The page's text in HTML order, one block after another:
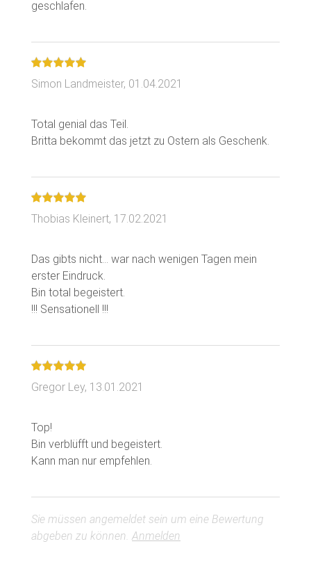
Simon Landmeister, 01.04.2021
Total genial das Teil.
Thobias Kleinert, 17.02.2021
Das gibts nicht... war nach wenigen Tagen mein
erster Eindruck.
Bin total begeistert.
Gregor Ley, 13.01.2021
Top!
Bin verblüfft und begeistert.
Sie müssen angemeldet sein um eine Bewertung
abgeben zu können. Anmelden